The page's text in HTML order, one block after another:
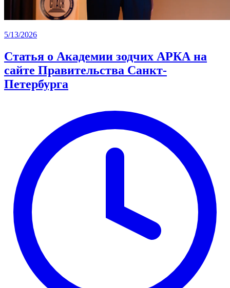
5/13/2026
Статья о Академии зодчих АРКА на
сайте Правительства Санкт-
Петербурга